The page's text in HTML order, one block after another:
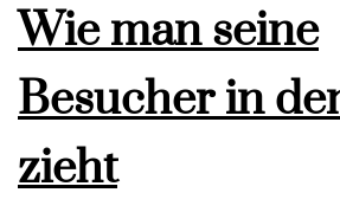
Wie man seine
Besucher in
zieht